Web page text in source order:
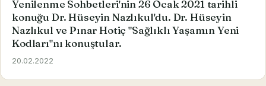
Yenilenme Sohbetleri'nin 26 Ocak 2021 tarihli
konuğu Dr. Hüseyin Nazlıkul'du. Dr. Hüseyin
Nazlıkul ve Pınar Hotiç "Sağlıklı Yaşamın Yeni
Kodları"nı konuştular.
20.02.2022